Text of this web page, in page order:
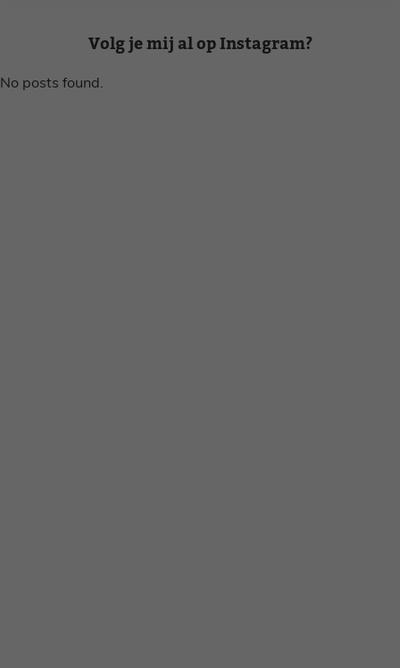
Volg je mij al op Instagram?
No posts found.